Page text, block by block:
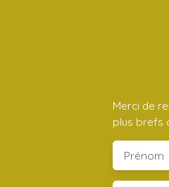
Merci de
plus brefs
Prénom